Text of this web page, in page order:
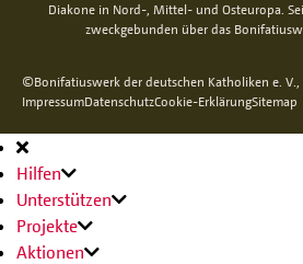
Diakone in Nord-, Mittel- und Osteuropa.
zweckgebunden über das
©Bonifatiuswerk der deutschen Katholiken e. V.,
ImpressumDatenschutzCookie-ErklärungSitemap
Hauptnavigation
Hilfen
Unterstützen
Projekte
Aktionen